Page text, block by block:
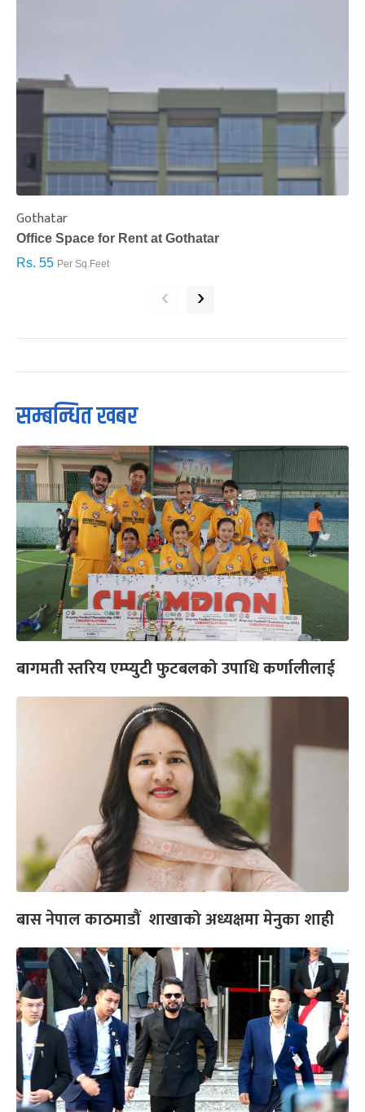
Gothatar
Office Space for Rent at Gothatar
Rs. 55 Per Sq.Feet
‹ ›
सम्बन्धित खबर
बागमती स्तरिय एम्प्युटी फुटबलको उपाधि कर्णालीलाई
बास नेपाल काठमाडौं शाखाको अध्यक्षमा मेनुका शाही